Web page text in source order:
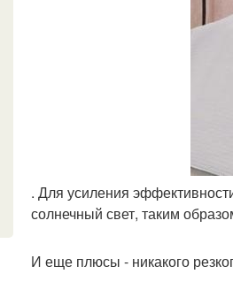
. Для усиления
солнечный свет, таким
И еще плюсы - никакого